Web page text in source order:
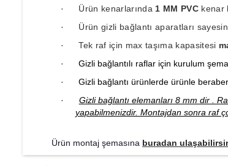
·
Ürün kenarlarında 1 MM PVCkenar
·
Ürün gizli bağlantı aparatları
·
Tek raf için max taşıma kapasitesi
·
Gizli bağlantılı raflar için kurulum
·
Gizli bağlantı ürünlerde ürünle
·
Gizli bağlantı elemanları 8 mm dir .
yapabilmenizdir. Montajdan sonra raf
Ürün montaj şemasına buradan